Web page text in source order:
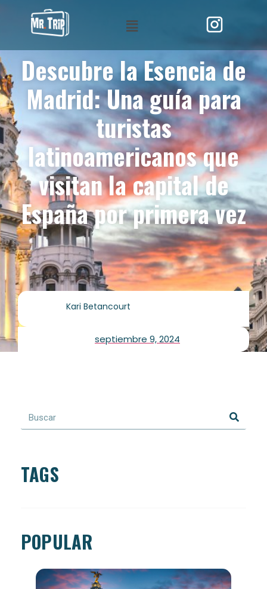
Descubre la Esencia de
Madrid: Una guía para
turistas
latinoamericanos que
visitan la capital de
España por primera vez
Kari Betancourt
septiembre 9, 2024
TAGS
POPULAR